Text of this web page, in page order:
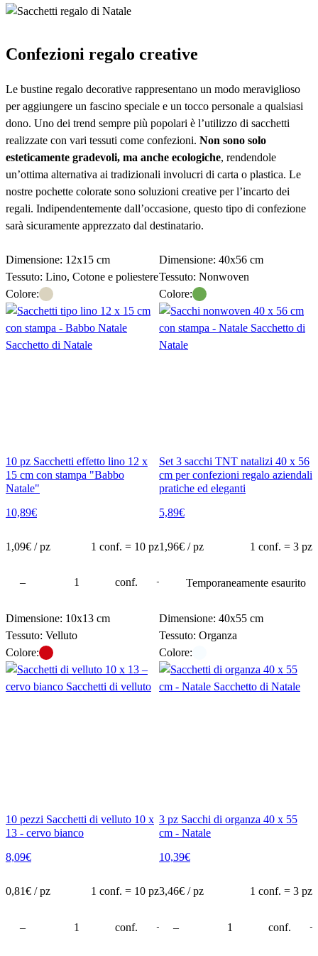
Confezioni regalo creative
Le bustine regalo decorative rappresentano un modo meraviglioso
per aggiungere un fascino speciale e un tocco personale a qualsiasi
dono. Uno dei trend sempre più popolari è l’utilizzo di sacchetti
realizzate con vari tessuti come confezioni. Non sono solo
esteticamente gradevoli, ma anche ecologiche, rendendole
un’ottima alternativa ai tradizionali involucri di carta o plastica. Le
nostre pochette colorate sono soluzioni creative per l’incarto dei
regali. Indipendentemente dall’occasione, questo tipo di confezione
sarà sicuramente apprezzato dal destinatario.
Dimensione: 12x15 cm
Tessuto: Lino, Cotone e poliestere
Colore:
10 pz Sacchetti effetto lino 12 x
15 cm con stampa "Babbo
Natale"
10,89€
1,09€ / pz 1 conf. = 10 pz
– conf. +
Dimensione: 40x56 cm
Tessuto: Nonwoven
Colore:
Set 3 sacchi TNT natalizi 40 x 56
cm per confezioni regalo aziendali
pratiche ed eleganti
5,89€
1,96€ / pz 1 conf. = 3 pz
Temporaneamente esaurito
Dimensione: 10x13 cm
Tessuto: Velluto
Colore:
10 pezzi Sacchetti di velluto 10 x
13 - cervo bianco
8,09€
0,81€ / pz 1 conf. = 10 pz
– conf. +
Dimensione: 40x55 cm
Tessuto: Organza
Colore:
3 pz Sacchi di organza 40 x 55
cm - Natale
10,39€
3,46€ / pz 1 conf. = 3 pz
– conf. +